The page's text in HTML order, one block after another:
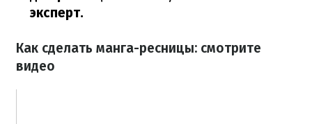
эксперт.
Как сделать манга-ресницы: смотрите
видео